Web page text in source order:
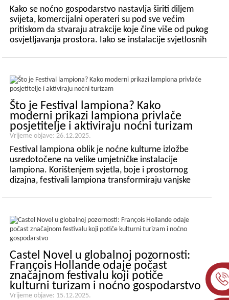
Kako se noćno gospodarstvo nastavlja širiti diljem
svijeta, komercijalni operateri su pod sve većim
pritiskom da stvaraju atrakcije koje čine više od pukog
osvjetljavanja prostora. Iako se instalacije svjetlosnih
noću, mnogi projekti na kraju otkrivaju da viz...
Što je Festival lampiona? Kako
moderni prikazi lampiona privlače
posjetitelje i aktiviraju noćni turizam
Vrijeme objave: 26.12.2025.
Festival lampiona oblik je noćne kulturne izložbe
usredotočene na velike umjetničke instalacije
lampiona. Korištenjem svjetla, boje i prostornog
dizajna, festivali lampiona transformiraju vanjske
okruženja koja pozivaju posjetitelje na istraživanje,
Castel Novel u globalnoj pozornosti:
François Hollande odaje počast
značajnom festivalu koji potiče
kulturni turizam i noćno gospodarstvo
Vrijeme objave: 15.12.2025.